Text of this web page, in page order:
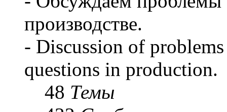
производстве.
- Discussion of
questions in production.
48 Темы